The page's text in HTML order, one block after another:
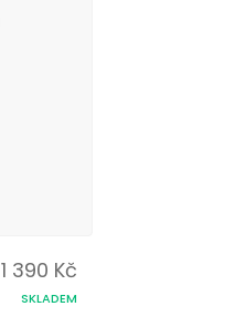
1 390 Kč
SKLADEM